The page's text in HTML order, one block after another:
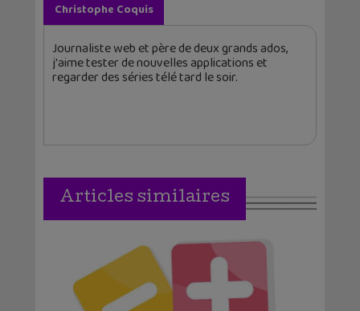
Christophe Coquis
Journaliste web et père de deux grands ados,
j'aime tester de nouvelles applications et
regarder des séries télé tard le soir.
Articles similaires